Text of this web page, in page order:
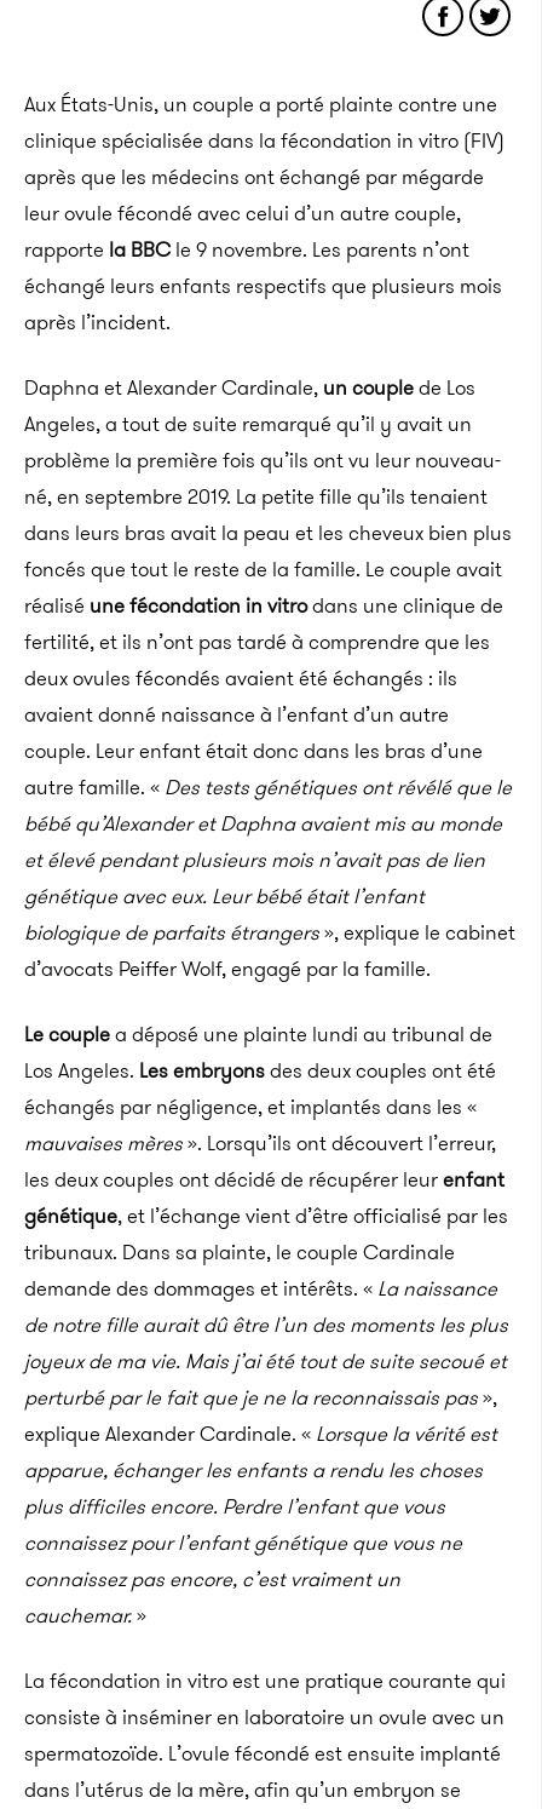
Aux États-Unis, un couple a porté plainte contre une
clinique spécialisée dans la fécondation in vitro (FIV)
après que les médecins ont échangé par mégarde
leur ovule fécondé avec celui d’un autre couple,
rapporte la BBC le 9 novembre. Les parents n’ont
échangé leurs enfants respectifs que plusieurs mois
après l’incident.
Daphna et Alexander Cardinale, un couplede Los
Angeles, a tout de suite remarqué qu’il y avait un
problème la première fois qu’ils ont vu leur nouveau-
né, en septembre 2019. La petite fille qu’ils tenaient
dans leurs bras avait la peau et les cheveux bien plus
foncés que tout le reste de la famille. Le couple avait
réalisé une fécondation in vitrodans une clinique de
fertilité, et ils n’ont pas tardé à comprendre que les
deux ovules fécondés avaient été échangés : ils
avaient donné naissance à l’enfant d’un autre
couple. Leur enfant était donc dans les bras d’une
autre famille. « Des tests génétiques ont révélé que le
bébé qu’Alexander etDaphnaavaient mis au monde
et élevé pendant plusieurs mois n’avait pas de lien
génétique avec eux. Leur bébé était l’enfant
biologique de parfaits étrangers», explique le cabinet
d’avocats PeifferWolf, engagé par la famille.
Le couplea déposé une plainte lundi au tribunal de
Los Angeles. Les embryonsdes deux couples ont été
échangés par négligence, et implantés dans les «
mauvaises mères». Lorsqu’ils ont découvert l’erreur,
les deux couples ont décidé de récupérer leurenfant
génétique, et l’échange vient d’être officialisé par les
tribunaux. Dans sa plainte, le couple Cardinale
demande des dommages et intérêts. « La naissance
de notre fille aurait dû être l’un des moments les plus
joyeux de ma vie. Mais j’ai été tout de suite secoué et
perturbé par le fait que je ne la reconnaissais pas»,
explique Alexander Cardinale. « Lorsque la vérité est
apparue, échanger les enfants a rendu les choses
plus difficiles encore. Perdre l’enfant que vous
connaissez pour l’enfant génétique que vous ne
connaissez pas encore, c’est vraiment un
cauchemar.»
La fécondation in vitro est une pratique courante qui
consiste à inséminer en laboratoire un ovule avec un
spermatozoïde. L’ovule fécondé est ensuite implanté
dans l’utérus de la mère, afin qu’un embryon se